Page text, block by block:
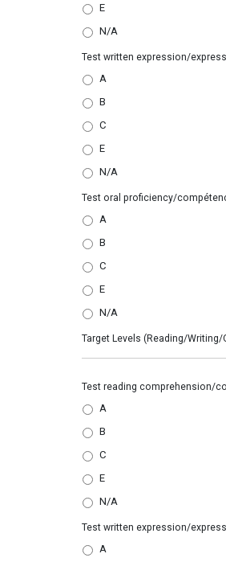
E
N/A
Test
written
expression/expression
écrite
Test written expression/
A
B
C
E
N/A
Test
oral
proficiency/compétence
orale
Test oral proficiency/
A
B
C
E
N/A
Target Levels (Reading/
Test
reading
comprehension/
de
l'écrit
Test reading comprehension/
A
B
C
E
N/A
Test
written
expression/expression
Test written expression/
A